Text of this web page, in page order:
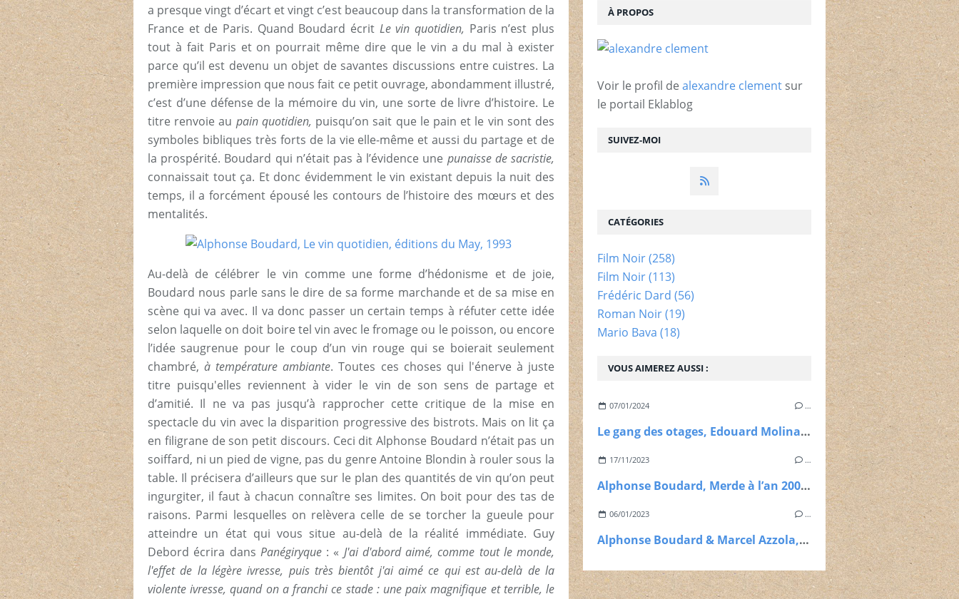
a presque vingt d’écart et vingt c’est beaucoup dans la transformation de la
France et de Paris. Quand Boudard écrit Le vin quotidien, Paris n’est plus
tout à fait Paris et on pourrait même dire que le vin a du mal à exister
parce qu’il est devenu un objet de savantes discussions entre cuistres. La
première impression que nous fait ce petit ouvrage, abondamment illustré,
c’est d’une défense de la mémoire du vin, une sorte de livre d’histoire. Le
titre renvoie au pain quotidien, puisqu’on sait que le pain et le vin sont des
symboles bibliques très forts de la vie elle-même et aussi du partage et de
la prospérité. Boudard qui n’était pas à l’évidence une punaisse de sacristie,
connaissait tout ça. Et donc évidemment le vin existant depuis la nuit des
temps, il a forcément épousé les contours de l’histoire des mœurs et des
mentalités.
Au-delà de célébrer le vin comme une forme d’hédonisme et de joie,
Boudard nous parle sans le dire de sa forme marchande et de sa mise en
scène qui va avec. Il va donc passer un certain temps à réfuter cette idée
selon laquelle on doit boire tel vin avec le fromage ou le poisson, ou encore
l’idée saugrenue pour le coup d’un vin rouge qui se boierait seulement
chambré,à température ambiante. Toutes ces choses qui l'énerve à juste
titre puisqu'elles reviennent à vider le vin de son sens de partage et
d’amitié. Il ne va pas jusqu’à rapprocher cette critique de la mise en
spectacle du vin avec la disparition progressive des bistrots. Mais on lit ça
en filigrane de son petit discours. Ceci dit Alphonse Boudard n’était pas un
soiffard, ni un pied de vigne, pas du genre Antoine Blondin à rouler sous la
table. Il précisera d’ailleurs que sur le plan des quantités de vin qu’on peut
ingurgiter, il faut à chacun connaître ses limites. On boit pour des tas de
raisons. Parmi lesquelles on relèvera celle de se torcher la gueule pour
atteindre un état qui vous situe au-delà de la réalité immédiate. Guy
Debord écrira dans Panégiryque: « J'ai d'abord aimé, comme tout le monde,
l'effet de la légère ivresse, puis très bientôt j'ai aimé ce qui est au-delà de la
violente ivresse, quand on a franchi ce stade : une paix magnifique et terrible, le
SUIVEZ-MOI
À PROPOS
Voir le profil de alexandre clement sur
le portail Eklablog
VOUS AIMEREZ AUSSI :
07/01/2024 …
Le gang des otages, Edouard Molinaro, 1972
17/11/2023 …
Alphonse Boudard, Merde à l’an 2000, Le Dilettante, 2023
06/01/2023 …
Alphonse Boudard & Marcel Azzola, La valse musette et l’accordéon, Solar, 1999
CATÉGORIES
Film Noir(258)
Film Noir(113)
Frédéric Dard (56)
Roman Noir(19)
Mario Bava (18)